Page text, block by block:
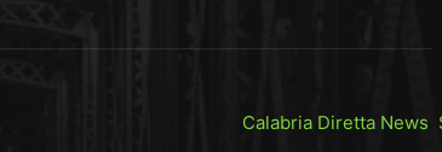
Calabria Diretta News